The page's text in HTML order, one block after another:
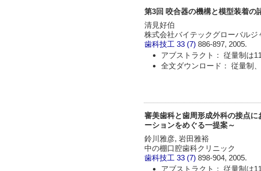
第3回 咬合器の機構と模型装着の
清見好伯
株式会社バイテックグローバルジ
歯科技工 33 (7)886-897, 2005.
アブストラクト： 従量制は
全文ダウンロード： 従量制
審美歯科と歯周形成外科の接点
ーションをめぐる一提案～
鈴川雅彦, 岩田雅裕
中の棚口腔歯科クリニック
歯科技工 33 (7)898-904, 2005.
アブストラクト： 従量制は